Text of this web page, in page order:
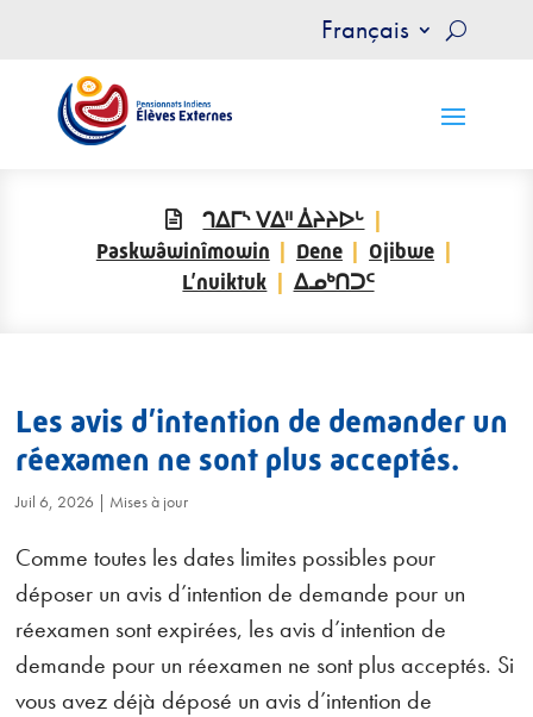
Français
ᒉᐃᒥᔅ ᐯᐃᐦ ᐄᔨᔨᐅᒡ
Paskwâwinîmowin
Dene
Ojibwe
L’nuiktuk
ᐃᓄᒃᑎᑐᑦ
Les avis d’intention de demander un
réexamen ne sont plus acceptés.
Juil 6, 2026 | Mises à jour
Comme toutes les dates limites possibles pour
déposer un avis d’intention de demande pour un
réexamen sont expirées, les avis d’intention de
demande pour un réexamen ne sont plus acceptés. Si
vous avez déjà déposé un avis d’intention de